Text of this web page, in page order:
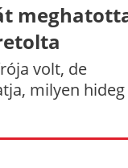
volt, de
milyen hideg